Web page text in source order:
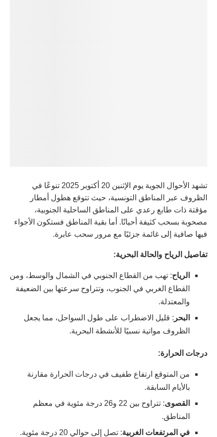
تشهد الأحوال الجوية يوم الإثنين 20 أكتوبر 2025 تنوعًا في
الظروف عبر المناطق التونسية، حيث تتوقع هطول أمطار
مؤقتة ذات طابع رعدي على المناطق الساحلية الجنوبية،
مصحوبة بسحب كثيفة أحيانًا. أما بقية المناطق فستكون الأجواء
فيها صافية إلى غائمة جزئيًا مع مرور سحب عابرة.
تفاصيل الرياح والحالة البحرية:
الرياح: تهب من القطاع الجنوبي في الشمال والوسط، ومن
القطاع الغربي في الجنوب، وتتراوح سرعتها بين الضعيفة
والمعتدلة.
البحر : قليل الاضطراب على طول السواحل، مما يجعل
الظروف مواتية نسبيًا للأنشطة البحرية.
درجات الحرارة:
من المتوقع ارتفاع طفيف في درجات الحرارة مقارنة
بالأيام السابقة.
القصوى
: تتراوح بين 22 و26 درجة مئوية في معظم
المناطق.
في المرتفعات الغربية: تصل إلى حوالي 20 درجة مئوية.